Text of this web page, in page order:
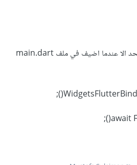
مع العلم ان الايرور هذا لا يحد الا عندما اضيف في ملف main.dart
await